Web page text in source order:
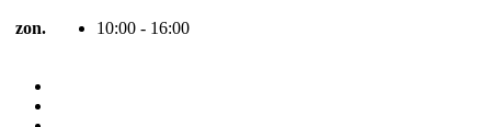
zon. 10:00 - 16:00